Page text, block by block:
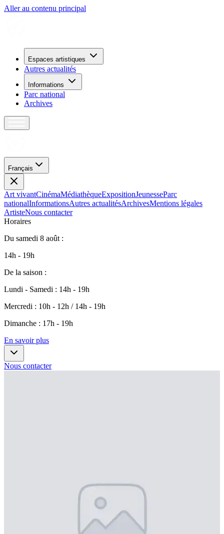
Aller au contenu principal
Espaces artistiques
Autres actualités
Informations
Parc national
Archives
Français
Art vivantCinémaMédiathèqueExpositionJeunesseParc
nationalInformationsAutres actualitésArchivesMentions légales
ArtisteNous contacter
Horaires
Du samedi 8 août :
14h - 19h
De la saison :
Lundi - Samedi : 14h - 19h
Mercredi : 10h - 12h / 14h - 19h
Dimanche : 17h - 19h
En savoir plus
Nous contacter